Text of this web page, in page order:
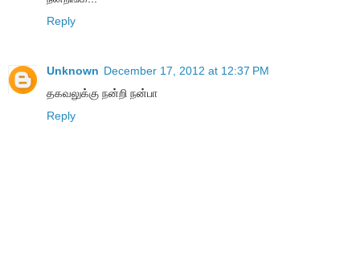
Reply
Unknown December 17, 2012 at 12:37 PM
தகவலுக்கு நன்றி நன்பா
Reply